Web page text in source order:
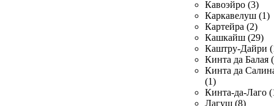
Кавоэйро (3)
Каркавелуш (1)
Картейра (2)
Кашкайш (29)
Каштру-Дайри
Кинта да Балая
Кинта да
(1)
Кинта-да-Лаго
Лагуш (8)